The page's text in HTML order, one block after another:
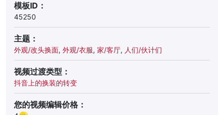
模板ID：
45250
主题：
外观/改头换面, 外观/衣服, 家/客厅, 人们/伙计们
视频过渡类型：
抖音上的换装的转变
您的视频编辑价格：